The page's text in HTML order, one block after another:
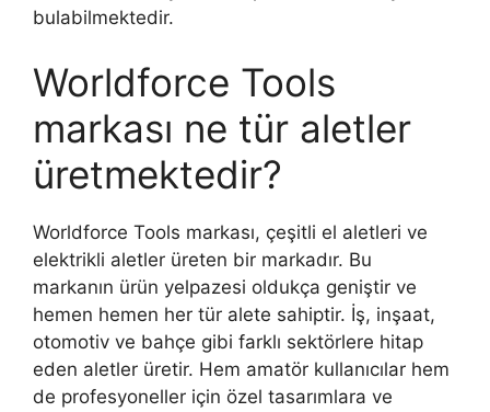
bulabilmektedir.
Worldforce Tools
markası ne tür aletler
üretmektedir?
Worldforce Tools markası, çeşitli el aletleri ve
elektrikli aletler üreten bir markadır. Bu
markanın ürün yelpazesi oldukça geniştir ve
hemen hemen her tür alete sahiptir. İş, inşaat,
otomotiv ve bahçe gibi farklı sektörlere hitap
eden aletler üretir. Hem amatör kullanıcılar hem
de profesyoneller için özel tasarımlara ve